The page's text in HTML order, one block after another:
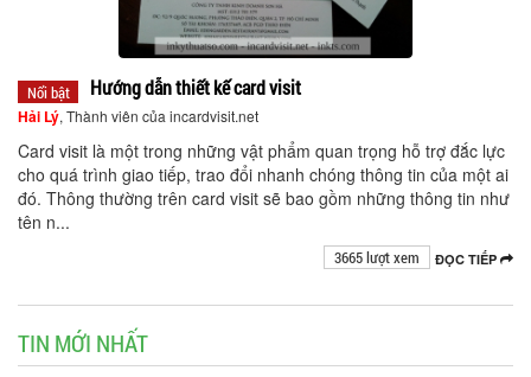
Nổi bật Hướng dẫn thiết kế card visit
Hải Lý, Thành viên của incardvisit.net
Card visit là một trong những vật phẩm quan trọng hỗ trợ đắc lực
cho quá trình giao tiếp, trao đổi nhanh chóng thông tin của một ai
đó. Thông thường trên card visit sẽ bao gồm những thông tin như
tên n...
ĐỌC TIẾP
3665 lượt xem
TIN MỚI NHẤT